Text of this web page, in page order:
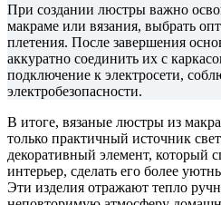
При создании люстры важно
макраме или вязания, выбрать
плетения. После завершения
аккуратно соединить их с
подключение к электросети,
электробезопасности.
В итоге, вязаные люстры из
только практичный источник
декоративный элемент, который
интерьер, сделать его более
Эти изделия отражают тепло